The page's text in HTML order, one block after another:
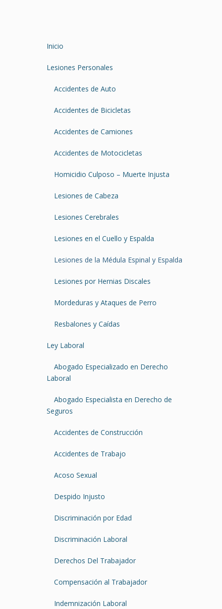
Inicio
Lesiones Personales
Accidentes de Auto
Accidentes de Bicicletas
Accidentes de Camiones
Accidentes de Motocicletas
Homicidio Culposo – Muerte Injusta
Lesiones de Cabeza
Lesiones Cerebrales
Lesiones en el Cuello y Espalda
Lesiones de la Médula Espinal y Espalda
Lesiones por Hernias Discales
Mordeduras y Ataques de Perro
Resbalones y Caídas
Ley Laboral
Abogado Especializado en Derecho
Laboral
Abogado Especialista en Derecho de
Seguros
Accidentes de Construcción
Accidentes de Trabajo
Acoso Sexual
Despido Injusto
Discriminación por Edad
Discriminación Laboral
Derechos Del Trabajador
Compensación al Trabajador
Indemnización Laboral